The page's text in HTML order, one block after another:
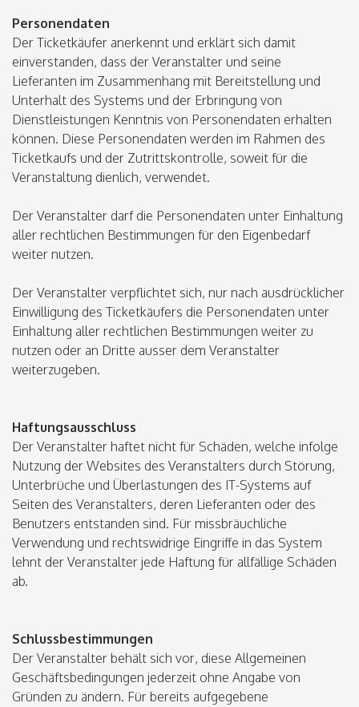
Personendaten
Der Ticketkäufer anerkennt und erklärt sich damit
einverstanden, dass der Veranstalter und seine
Lieferanten im Zusammenhang mit Bereitstellung und
Unterhalt des Systems und der Erbringung von
Dienstleistungen Kenntnis von Personendaten erhalten
können. Diese Personendaten werden im Rahmen des
Ticketkaufs und der Zutrittskontrolle, soweit für die
Veranstaltung dienlich, verwendet.
Der Veranstalter darf die Personendaten unter Einhaltung
aller rechtlichen Bestimmungen für den Eigenbedarf
weiter nutzen.
Der Veranstalter verpflichtet sich, nur nach ausdrücklicher
Einwilligung des Ticketkäufers die Personendaten unter
Einhaltung aller rechtlichen Bestimmungen weiter zu
nutzen oder an Dritte ausser dem Veranstalter
weiterzugeben.
Haftungsausschluss
Der Veranstalter haftet nicht für Schäden, welche infolge
Nutzung der Websites des Veranstalters durch Störung,
Unterbrüche und Überlastungen des IT-Systems auf
Seiten des Veranstalters, deren Lieferanten oder des
Benutzers entstanden sind. Für missbräuchliche
Verwendung und rechtswidrige Eingriffe in das System
lehnt der Veranstalter jede Haftung für allfällige Schäden
ab.
Schlussbestimmungen
Der Veranstalter behält sich vor, diese Allgemeinen
Geschäftsbedingungen jederzeit ohne Angabe von
Gründen zu ändern. Für bereits aufgegebene